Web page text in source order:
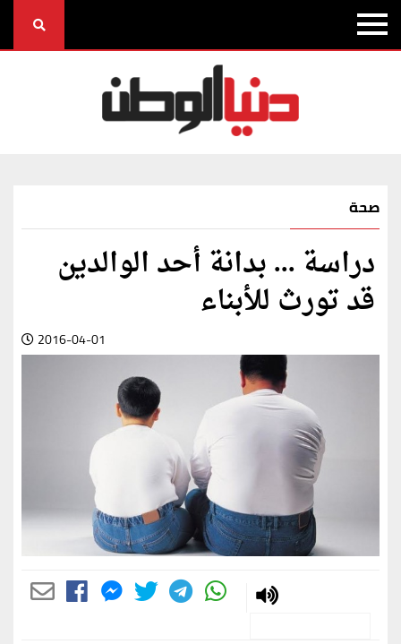
صحة
دراسة ... بدانة أحد الوالدين
قد تورث للأبناء
2016-04-01